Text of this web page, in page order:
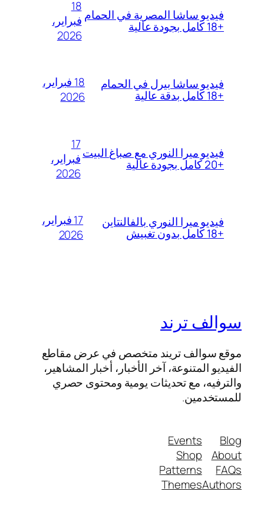
فيديو ساشا المصرية في الحمام
+18 كامل بجودة عالية
18
فبراير،
2026
فيديو ساشا بيرل في الحمام
+18 كامل بدقة عالية
18 فبراير،
2026
فيديو ميرا النوري مع صباغ البيت
+20 كامل بجودة عالية
17
فبراير،
2026
فيديو ميرا النوري بالفالنتاين
+18 كامل بدون تغبيش
17 فبراير،
2026
سوالف ترند
موقع سوالف تريند متخصص في عرض مقاطع
الفيديو المتنوعة، آخر الأخبار، أخبار المشاهير،
والترفيه، مع تحديثات يومية ومحتوى حصري
للمستخدمين.
Blog
About
FAQs
Authors
Events
Shop
Patterns
Themes